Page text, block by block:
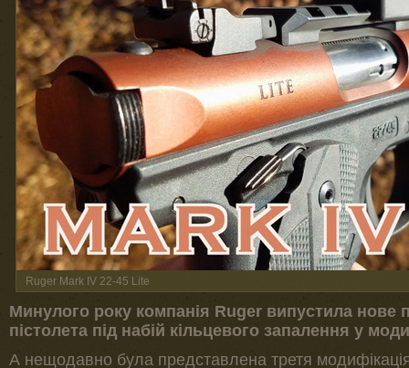
Ruger Mark IV 22-45 Lite
Минулого року компанія Ruger випустила нове
пістолета під набій кільцевого запалення у
А нещодавно була представлена третя